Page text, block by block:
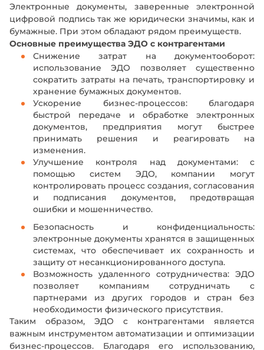
Электронные документы, заверенные электронной
цифровой подпись так же юридически значимы, как и
бумажные. При этом обладают рядом преимуществ.
Основные преимущества ЭДО с контрагентами
Снижение затрат на документооборот:
использование ЭДО позволяет существенно
сократить затраты на печать, транспортировку и
хранение бумажных документов.
Ускорение бизнес-процессов: благодаря
быстрой передаче и обработке электронных
документов, предприятия могут быстрее
принимать решения и реагировать на
изменения.
Улучшение контроля над документами: с
помощью систем ЭДО, компании могут
контролировать процесс создания, согласования
и подписания документов, предотвращая
ошибки и мошенничество.
Безопасность и конфиденциальность:
электронные документы хранятся в защищенных
системах, что обеспечивает их сохранность и
защиту от несанкционированного доступа.
Возможность удаленного сотрудничества: ЭДО
позволяет компаниям сотрудничать с
партнерами из других городов и стран без
необходимости физического присутствия.
Таким образом, ЭДО с контрагентами является
важным инструментом автоматизации и оптимизации
бизнес-процессов. Благодаря его использованию,